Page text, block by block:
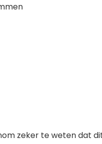
zeker te weten dat